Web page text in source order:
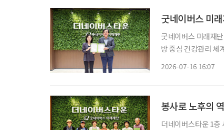
굿네이버스 미
굿네이버스 미래재
방 중심 건강관리 체계 구축에 나섰다. 굿네이버
2026-07-16 16:07
봉사로 노후의
더네이버스타운 1층